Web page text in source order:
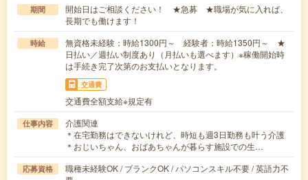
期間
開始日はご相談ください！ ★急募 ★職場が気に入れば、
長期でも働けます！
時給
無資格未経験：時給1300円～ 経験者：時給1350円～ ★
日払い／週払い制度あり（月払いも選べます）※稼働開始時
は手続き完了次第のお支払いとなります。
交通費
交通費全額支給※規定有
仕事内容
介護関連
＊在宅勤務はできないけれど、時短も週3日勤務も叶う介護
＊おじいちゃん、おばあちゃんが暮らす施設での生…
応募資格
職種未経験OK / ブランクOK / パソコンスキル不要 / 英語力不